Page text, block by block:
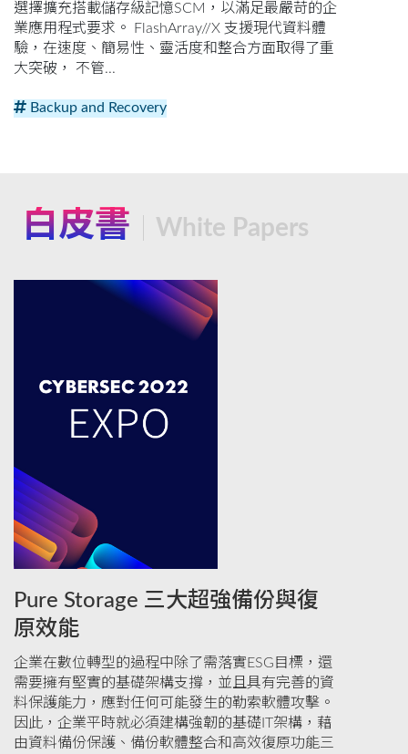
選擇擴充搭載儲存級記憶SCM，以滿足最嚴苛的企
業應用程式要求。 FlashArray//X 支援現代資料體
驗，在速度、簡易性、靈活度和整合方面取得了重
大突破， 不管...
Backup and Recovery
白皮書 White Papers
Pure Storage 三大超強備份與復
原效能
企業在數位轉型的過程中除了需落實ESG目標，還
需要擁有堅實的基礎架構支撐，並且具有完善的資
料保護能力，應對任何可能發生的勒索軟體攻擊。
因此，企業平時就必須建構強韌的基礎IT架構，藉
由資料備份保護、備份軟體整合和高效復原功能三